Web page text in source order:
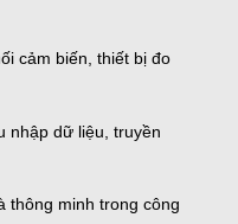
cảm biến, thiết bị đo
nhập dữ liệu, truyền
thông minh trong công